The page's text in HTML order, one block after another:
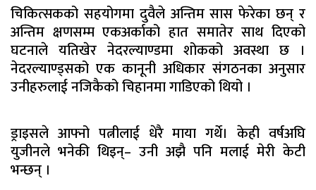
चिकित्सकको सहयोगमा दुवैले अन्तिम सास फेरेका छन् र
अन्तिम क्षणसम्म एकअर्काको हात समातेर साथ दिएको
घटनाले यतिखेर नेदरल्याण्डमा शोकको अवस्था छ ।
नेदरल्याण्ड्सको एक कानूनी अधिकार संगठनका अनुसार
उनीहरुलाई नजिकैको चिहानमा गाडिएको थियो ।
ड्राइसले आफ्नो पत्नीलाई धेरै माया गर्थे। केही वर्षअघि
युजीनले भनेकी थिइन्– उनी अझै पनि मलाई मेरी केटी
भन्छन् ।